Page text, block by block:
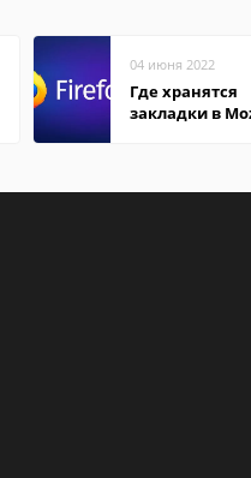
04 июня 2022
Где хранятся
закладки в